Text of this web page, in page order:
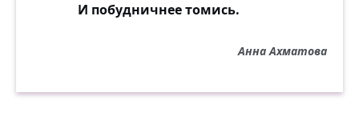
И побудничнее томись.
Анна Ахматова